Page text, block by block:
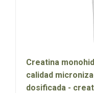
Creatina
calidad
dosificada -